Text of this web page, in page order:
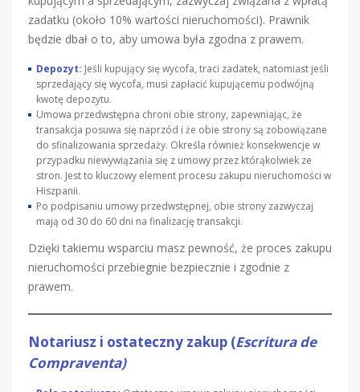
zadatku (około 10% wartości nieruchomości). Prawnik
będzie dbał o to, aby umowa była zgodna z prawem.
Depozyt: Jeśli kupujący się wycofa, traci zadatek, natomiast jeśli
sprzedający się wycofa, musi zapłacić kupującemu podwójną
kwotę depozytu.
Umowa przedwstępna chroni obie strony, zapewniając, że
transakcja posuwa się naprzód i że obie strony są zobowiązane
do sfinalizowania sprzedaży. Określa również konsekwencje w
przypadku niewywiązania się z umowy przez którąkolwiek ze
stron. Jest to kluczowy element procesu zakupu nieruchomości w
Hiszpanii.
Po podpisaniu umowy przedwstępnej, obie strony zazwyczaj
mają od 30 do 60 dni na finalizację transakcji.
Dzięki takiemu wsparciu masz pewność, że proces zakupu
nieruchomości przebiegnie bezpiecznie i zgodnie z
prawem.
Notariusz i ostateczny zakup (Escritura de
Compraventa)